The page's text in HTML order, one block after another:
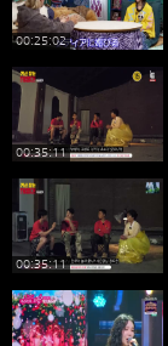
00:25:02
00:35:11
00:35:11